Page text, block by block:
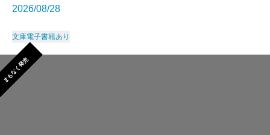
2026/08/28
文庫電子書籍あり
まもなく発売